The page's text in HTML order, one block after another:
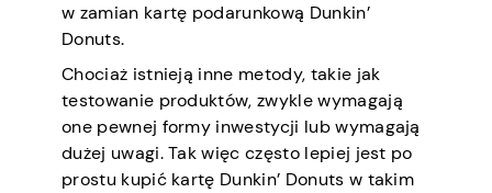
w zamian kartę podarunkową Dunkin’
Donuts.
Chociaż istnieją inne metody, takie jak
testowanie produktów, zwykle wymagają
one pewnej formy inwestycji lub wymagają
dużej uwagi. Tak więc często lepiej jest po
prostu kupić kartę Dunkin’ Donuts w takim